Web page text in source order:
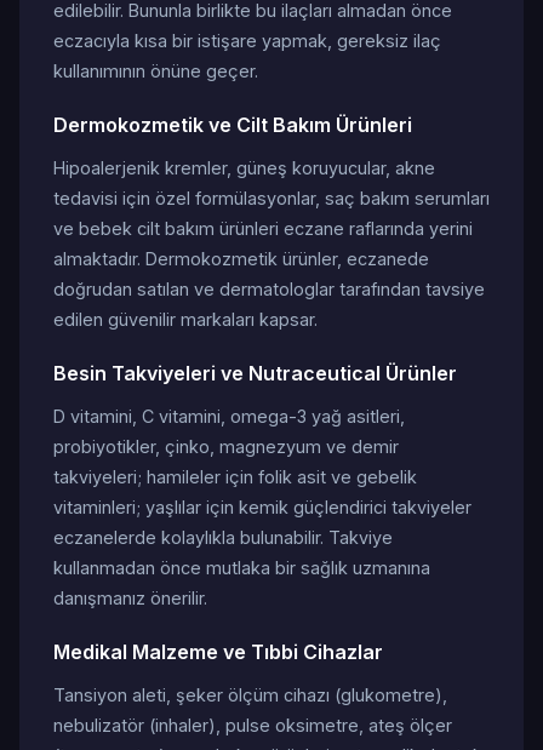
edilebilir. Bununla birlikte bu ilaçları almadan önce
eczacıyla kısa bir istişare yapmak, gereksiz ilaç
kullanımının önüne geçer.
Dermokozmetik ve Cilt Bakım Ürünleri
Hipoalerjenik kremler, güneş koruyucular, akne
tedavisi için özel formülasyonlar, saç bakım serumları
ve bebek cilt bakım ürünleri eczane raflarında yerini
almaktadır. Dermokozmetik ürünler, eczanede
doğrudan satılan ve dermatologlar tarafından tavsiye
edilen güvenilir markaları kapsar.
Besin Takviyeleri ve Nutraceutical Ürünler
D vitamini, C vitamini, omega-3 yağ asitleri,
probiyotikler, çinko, magnezyum ve demir
takviyeleri; hamileler için folik asit ve gebelik
vitaminleri; yaşlılar için kemik güçlendirici takviyeler
eczanelerde kolaylıkla bulunabilir. Takviye
kullanmadan önce mutlaka bir sağlık uzmanına
danışmanız önerilir.
Medikal Malzeme ve Tıbbi Cihazlar
Tansiyon aleti, şeker ölçüm cihazı (glukometre),
nebulizatör (inhaler), pulse oksimetre, ateş ölçer